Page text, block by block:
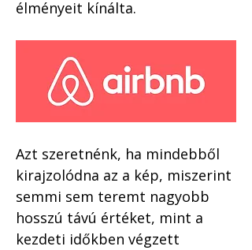
élményeit kínálta.
Azt szeretnénk, ha mindebből
kirajzolódna az a kép, miszerint
semmi sem teremt nagyobb
hosszú távú értéket, mint a
kezdeti időkben végzett